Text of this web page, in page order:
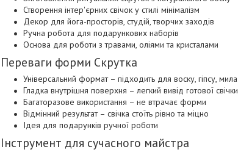
Створення інтер'єрних свічок у стилі мінімалізм
Декор для йога-просторів, студій, творчих заходів
Ручна робота для подарункових наборів
Основа для роботи з травами, оліями та кристалами
Переваги форми Скрутка
Універсальний формат – підходить для воску, гіпсу, мила
Гладка внутрішня поверхня – легкий вивід готової свічки
Багаторазове використання – не втрачає форми
Відмінний результат – свічка стоїть рівно та міцно
Ідея для подарунків ручної роботи
Інструмент для сучасного майстра